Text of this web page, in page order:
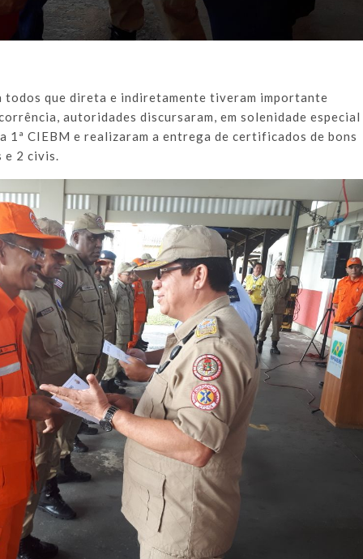
todos que direta e indiretamente tiveram importante
autoridades discursaram, em solenidade especial
CIEBM e realizaram a entrega de certificados de bons
e 2 civis.